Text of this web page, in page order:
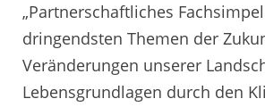
„Partnerschaftliches
dringendsten Themen der
Veränderungen unserer
Lebensgrundlagen durch den